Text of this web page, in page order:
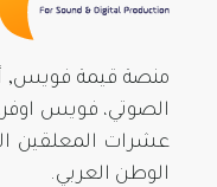
منصة قيمة فويس,
الصوتي، فويس
عشرات المعلقين
الوطن العربي.